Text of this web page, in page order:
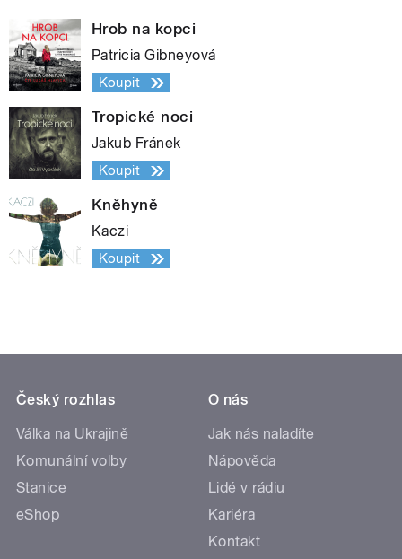
Hrob na kopci
Patricia Gibneyová
Koupit
Tropické noci
Jakub Fránek
Koupit
Kněhyně
Kaczi
Koupit
Český rozhlas
Válka na Ukrajině
Komunální volby
Stanice
eShop
O nás
Jak nás naladíte
Nápověda
Lidé v rádiu
Kariéra
Kontakt